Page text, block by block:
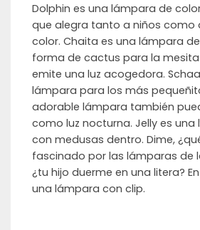
Dolphin es una lámpara de
que alegra tanto a niños como
color. Chaita es una lámpara
forma de cactus para la
emite una luz acogedora.
lámpara para los más
adorable lámpara también
como luz nocturna. Jelly es
con medusas dentro. Dime,
fascinado por las lámparas de
¿tu hijo duerme en una litera?
una lámpara con clip.